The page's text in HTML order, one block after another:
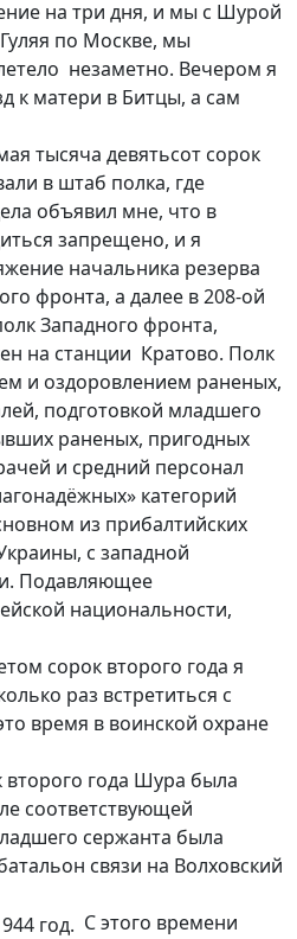
на три дня, и мы с Шурой
по Москве, мы
незаметно. Вечером я
к матери в Битцы, а сам
тысяча девятьсот сорок
в штаб полка, где
объявил мне, что в
запрещено, и я
начальника резерва
фронта, а далее в 208-ой
Западного фронта,
на станции Кратово. Полк
и оздоровлением раненых,
подготовкой младшего
раненых, пригодных
и средний персонал
категорий
из прибалтийских
с западной
Подавляющее
национальности,
сорок второго года я
раз встретиться с
время в воинской охране
второго года Шура была
соответствующей
сержанта была
связи на Волховский
С этого времени